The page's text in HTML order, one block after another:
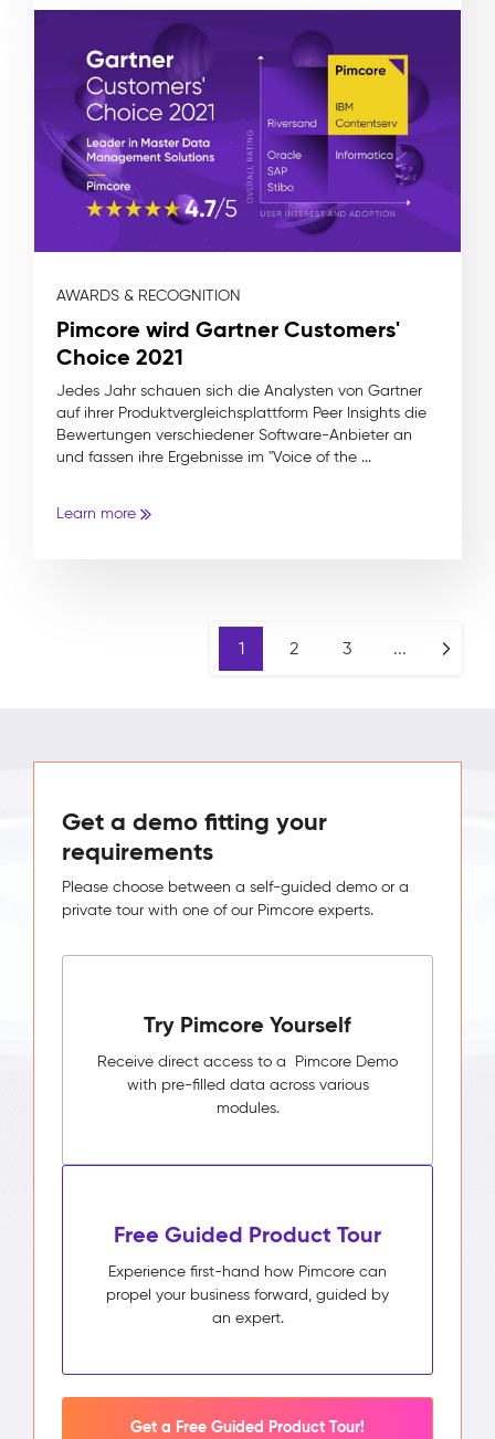
AWARDS & RECOGNITION
Pimcore wird Gartner Customers'
Choice 2021
Jedes Jahr schauen sich die Analysten von Gartner
auf ihrer Produktvergleichsplattform Peer Insights die
Bewertungen verschiedener Software-Anbieter an
und fassen ihre Ergebnisse im "Voice of the ...
Learn more
1 2 3 ...
Get a demo fitting your
requirements
Please choose between a self-guided demo or a
private tour with one of our Pimcore experts.
Try Pimcore Yourself
Receive direct access to a Pimcore Demo
with pre-filled data across various
modules.
Free Guided Product Tour
Experience first-hand how Pimcore can
propel your business forward, guided by
an expert.
Get a Free Guided Product Tour!